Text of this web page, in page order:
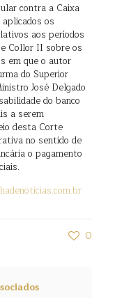
contra a Caixa
os
aos períodos
Collor II sobre os
em que o autor
do Superior
José Delgado
do banco
a serem
desta Corte
no sentido de
o pagamento
0